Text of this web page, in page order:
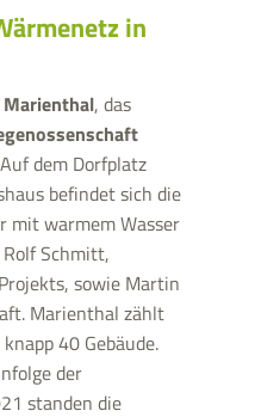
in
Marienthal, das
dem Dorfplatz
befindet sich die
mit warmem Wasser
Schmitt,
sowie Martin
Marienthal zählt
40 Gebäude.
der
standen die